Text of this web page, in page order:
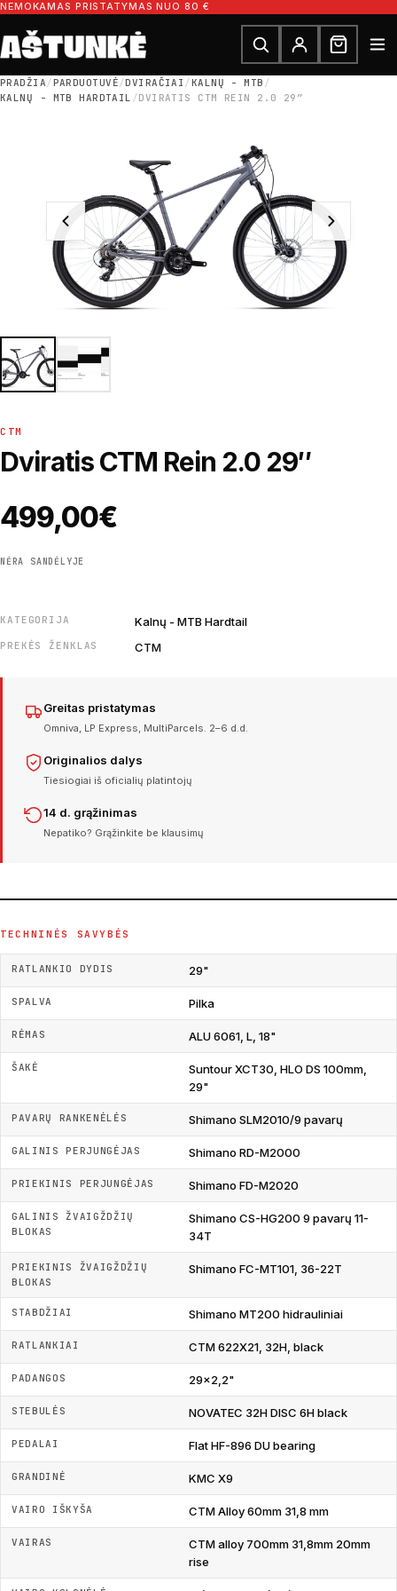
Pereiti prie turinio
NEMOKAMAS PRISTATYMAS NUO 80 €
Ieškoti dalių
Ieškoti
PRADŽIA/PARDUOTUVĖ/DVIRAČIAI /KALNŲ - MTB /
KALNŲ - MTB HARDTAIL /DVIRATIS CTM REIN 2.0 29″
CTM
Dviratis CTM Rein 2.0 29″
499,00€
NĖRA SANDĖLYJE
KATEGORIJA Kalnų - MTB Hardtail
PREKĖS ŽENKLAS CTM
Greitas pristatymas
Omniva, LP Express, MultiParcels. 2–6 d.d.
Originalios dalys
Tiesiogiai iš oficialių platintojų
14 d. grąžinimas
Nepatiko? Grąžinkite be klausimų
TECHNINĖS SAVYBĖS
RATLANKIO DYDIS 29"
SPALVA Pilka
RĖMAS ALU 6061, L, 18"
ŠAKĖ
Suntour XCT30, HLO DS 100mm,
29"
PAVARŲ RANKENĖLĖS Shimano SLM2010/9 pavarų
GALINIS PERJUNGĖJAS Shimano RD-M2000
PRIEKINIS PERJUNGĖJAS Shimano FD-M2020
GALINIS ŽVAIGŽDŽIŲ
BLOKAS
Shimano CS-HG200 9 pavarų 11-
34T
PRIEKINIS ŽVAIGŽDŽIŲ
BLOKAS
Shimano FC-MT101, 36-22T
STABDŽIAI Shimano MT200 hidrauliniai
RATLANKIAI CTM 622X21, 32H, black
PADANGOS 29x2,2"
STEBULĖS NOVATEC 32H DISC 6H black
PEDALAI Flat HF-896 DU bearing
GRANDINĖ KMC X9
VAIRO IŠKYŠA CTM Alloy 60mm 31,8 mm
VAIRAS
CTM alloy 700mm 31,8mm 20mm
rise